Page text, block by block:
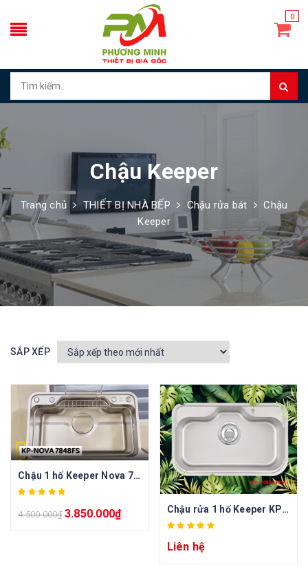
0
Chậu Keeper
Trang chủ THIẾT BỊ NHÀ BẾP Chậu rửa bát
Chậu
Keeper
SẮP XẾP
Chậu 1 hố Keeper Nova 7848FS
4.500.000₫ 3.850.000₫ Chậu rửa 1 hố Keeper KP – NB8050SU
Liên hệ